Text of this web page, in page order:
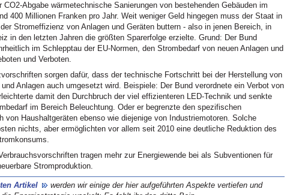
CO2-Abgabe wärmetechnische Sanierungen von bestehenden Gebäuden im
400 Millionen Franken pro Jahr. Weit weniger Geld hingegen muss der Staat in
Stromeffizienz von Anlagen und Geräten buttern - also in jenen Bereich, in
in den letzten Jahren die größten Sparerfolge erzielte. Grund: Der Bund
im Schlepptau der EU-Normen, den Strombedarf von neuen Anlagen und
und Verboten.
sorgen dafür, dass der technische Fortschritt bei der Herstellung von
Anlagen auch umgesetzt wird. Beispiele: Der Bund verordnete ein Verbot von
damit den Durchbruch der viel effizienteren LED-Technik und senkte
im Bereich Beleuchtung. Oder er begrenzte den spezifischen
von Haushaltgeräten ebenso wie diejenige von Industriemotoren. Solche
nichts, aber ermöglichten vor allem seit 2010 eine deutliche Reduktion des
tragen mehr zur Energiewende bei als Subventionen für
Stromproduktion.
Artikel
werden wir einige der hier aufgeführten Aspekte vertiefen und